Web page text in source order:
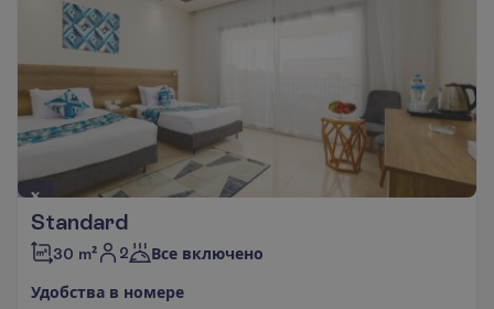
Standard
30 m² 2 Все включено
Удобства в номере